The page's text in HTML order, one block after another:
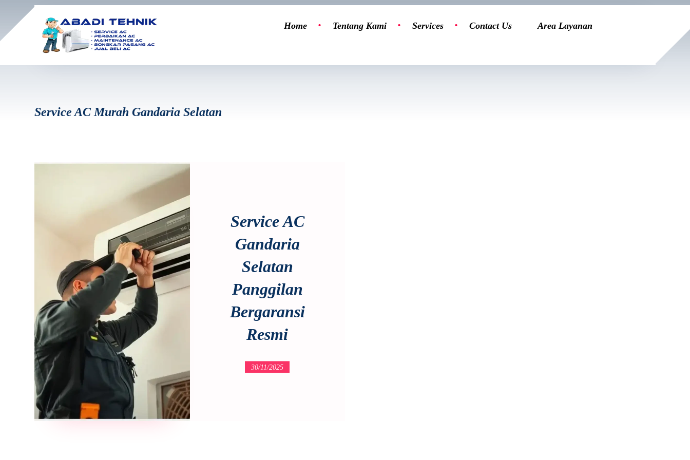
Home Tentang Kami Services Contact Us Area Layanan
Service AC Murah Gandaria Selatan
Service AC
Gandaria
Selatan
Panggilan
Bergaransi
Resmi
30/11/2025